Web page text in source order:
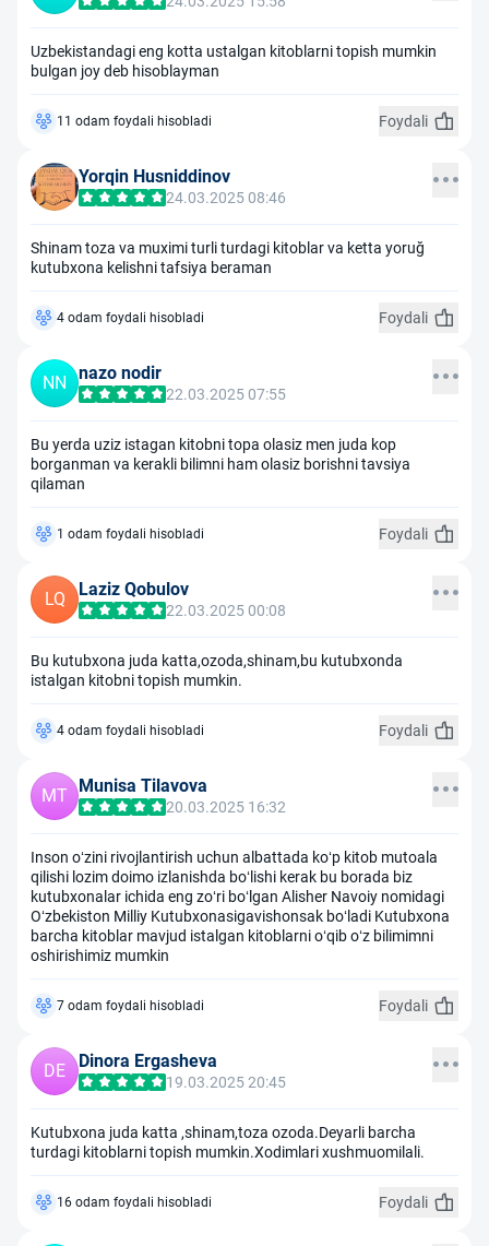
Uzbekistandagi eng kotta ustalgan kitoblarni topish mumkin
bulgan joy deb hisoblayman
Foydali
11 odam foydali hisobladi
Yorqin Husniddinov
24.03.2025 08:46
Shinam toza va muximi turli turdagi kitoblar va ketta yoruğ
kutubxona kelishni tafsiya beraman
Foydali
4 odam foydali hisobladi
NN nazo nodir
22.03.2025 07:55
Bu yerda uziz istagan kitobni topa olasiz men juda kop
borganman va kerakli bilimni ham olasiz borishni tavsiya
qilaman
Foydali
1 odam foydali hisobladi
LQ Laziz Qobulov
22.03.2025 00:08
Bu kutubxona juda katta,ozoda,shinam,bu kutubxonda
istalgan kitobni topish mumkin.
Foydali
4 odam foydali hisobladi
MT Munisa Tilavova
20.03.2025 16:32
Inson oʻzini rivojlantirish uchun albattada koʻp kitob mutoala
qilishi lozim doimo izlanishda boʻlishi kerak bu borada biz
kutubxonalar ichida eng zoʻri boʻlgan Alisher Navoiy nomidagi
Oʻzbekiston Milliy Kutubxonasigavishonsak boʻladi Kutubxona
barcha kitoblar mavjud istalgan kitoblarni oʻqib oʻz bilimimni
oshirishimiz mumkin
Foydali
7 odam foydali hisobladi
DE Dinora Ergasheva
19.03.2025 20:45
Kutubxona juda katta ,shinam,toza ozoda.Deyarli barcha
turdagi kitoblarni topish mumkin.Xodimlari xushmuomilali.
Foydali
16 odam foydali hisobladi